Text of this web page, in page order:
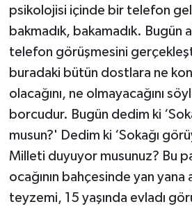
psikolojisi içinde bir telefon
bakmadık, bakamadık. Bugün
telefon görüşmesini
buradaki bütün dostlara ne
olacağını, ne olmayacağını
borcudur. Bugün dedim ki
musun?' Dedim ki ‘Sokağı
Milleti duyuyor musunuz? Bu
ocağının bahçesinde yan yana
teyzemi, 15 yaşında evladı